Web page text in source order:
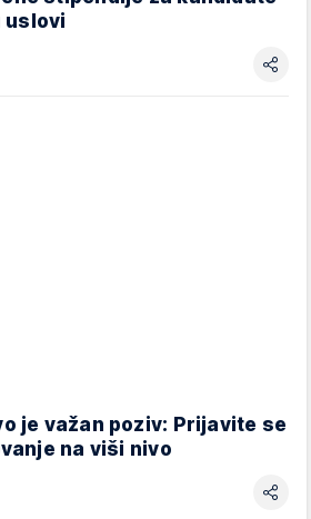
uslovi
je važan poziv: Prijavite se
na viši nivo